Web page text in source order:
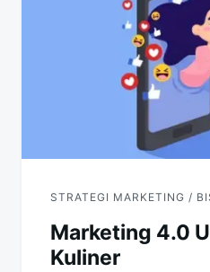
STRATEGI MARKETING /
Marketing 4.0
Kuliner